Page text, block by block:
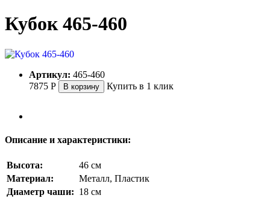
Кубок 465‑460
Артикул: 465-460
7875 Р В корзину Купить в 1 клик
Описание и характеристики:
Высота:
46 см
Материал:
Металл, Пластик
Диаметр чаши: 18 см